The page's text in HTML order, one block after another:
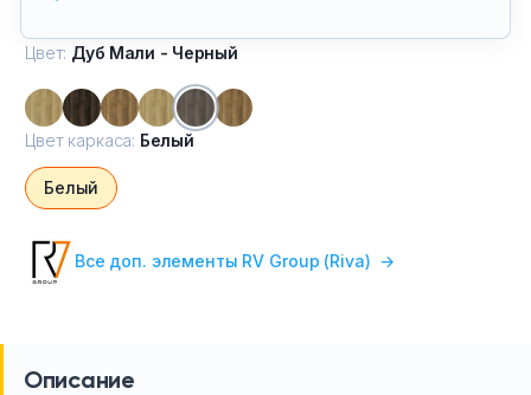
Цвет: Дуб Мали - Черный
Цвет каркаса: Белый
Белый
Все доп. элементы RV Group (Riva) →
Описание